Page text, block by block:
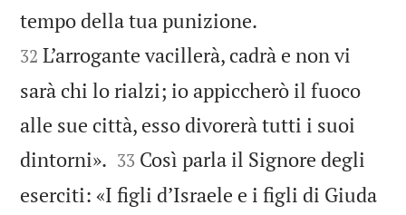
tempo della tua punizione.
32 L’arrogante vacillerà, cadrà e non vi
sarà chi lo rialzi; io appiccherò il fuoco
alle sue città, esso divorerà tutti i suoi
dintorni». 

33 Così parla il Signore degli
eserciti: «I figli d’Israele e i figli di Giuda